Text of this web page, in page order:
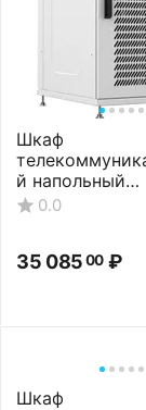
Шкаф
й напольный
ШТНП-18U-
0.0
35 08500 ₽